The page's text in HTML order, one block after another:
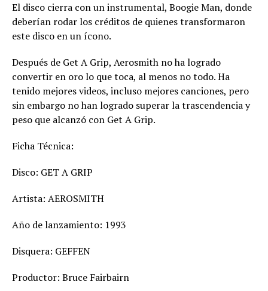
El disco cierra con un instrumental, Boogie Man, donde
deberían rodar los créditos de quienes transformaron
este disco en un ícono.
Después de Get A Grip, Aerosmith no ha logrado
convertir en oro lo que toca, al menos no todo. Ha
tenido mejores videos, incluso mejores canciones, pero
sin embargo no han logrado superar la trascendencia y
peso que alcanzó con Get A Grip.
Ficha Técnica:
Disco: GET A GRIP
Artista: AEROSMITH
Año de lanzamiento: 1993
Disquera: GEFFEN
Productor: Bruce Fairbairn